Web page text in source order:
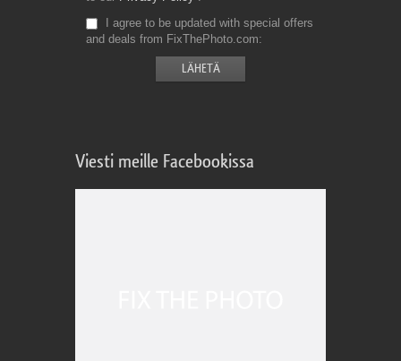
I agree to be updated with special offers
and deals from FixThePhoto.com
Viesti meille Facebookissa